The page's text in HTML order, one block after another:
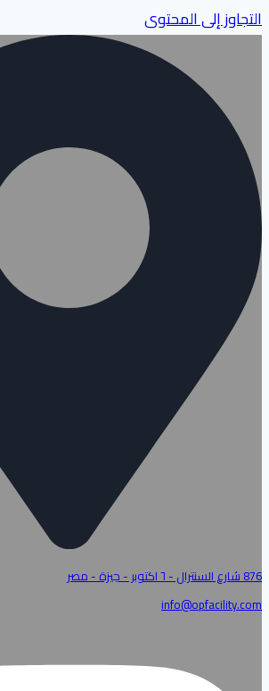
التجاوز إلى المحتوى
876 شارع السنترال - ٦ اكتوبر - جيزة - مصر
info@opfacility.com